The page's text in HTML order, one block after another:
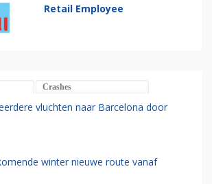
Retail Employee
Crashes
vluchten naar Barcelona door
winter nieuwe route vanaf